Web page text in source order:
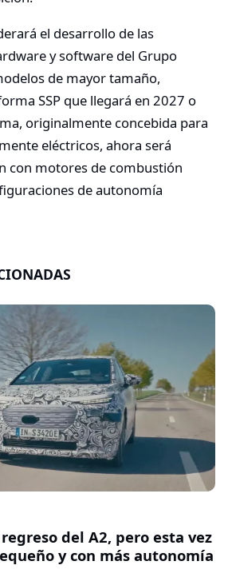
el desarrollo de las
y software del Grupo
de mayor tamaño,
SSP que llegará en 2027 o
originalmente concebida para
eléctricos, ahora será
con motores de combustión
de autonomía
del A2, pero esta vez
y con más autonomía